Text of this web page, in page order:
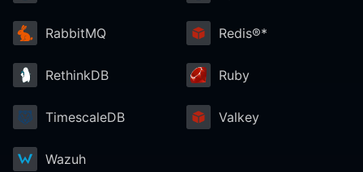
RabbitMQ Redis®*
RethinkDB Ruby
TimescaleDB Valkey
Wazuh